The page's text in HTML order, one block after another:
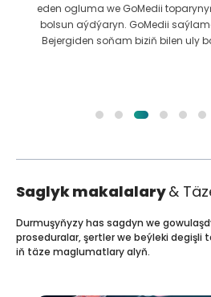
eden ogluma we GoMedii
bolsun aýdýaryn. GoMedii
Bejergiden soňam biziň bilen uly
Saglyk makalalary&
Durmuşyňyzy has sagdyn we
proseduralar, şertler we beýleki degişli
iň täze maglumatlary alyň.